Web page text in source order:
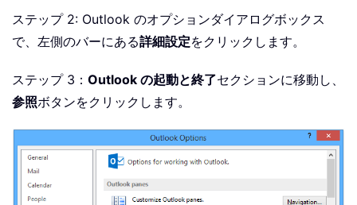
ステップ 2: Outlook のオプションダイアログボックス
で、左側のバーにある詳細設定をクリックします。
ステップ 3： Outlook の起動と終了セクションに移動し、
参照ボタンをクリックします。